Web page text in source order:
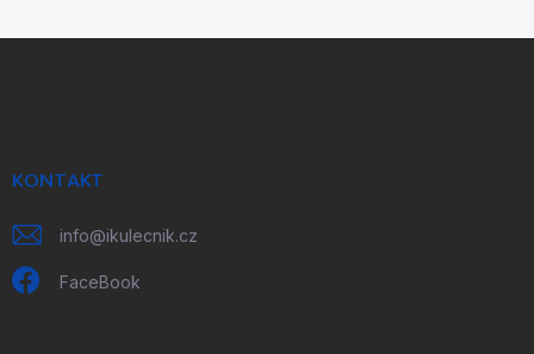
KONTAKT
info@ikulecnik.cz
FaceBook